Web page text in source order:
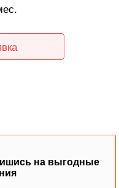
на выгодные